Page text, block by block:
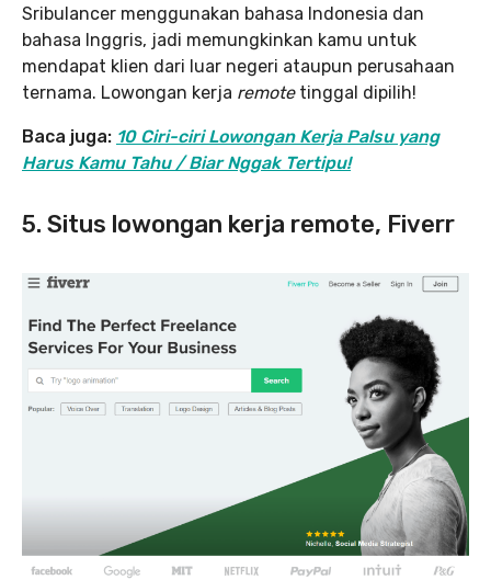
Sribulancer menggunakan bahasa Indonesia dan
bahasa Inggris, jadi memungkinkan kamu untuk
mendapat klien dari luar negeri ataupun perusahaan
ternama. Lowongan kerja remotetinggal dipilih!
Baca juga: 10 Ciri-ciri Lowongan Kerja Palsu yang
Harus Kamu Tahu / Biar Nggak Tertipu!
5. Situs lowongan kerja remote, Fiverr